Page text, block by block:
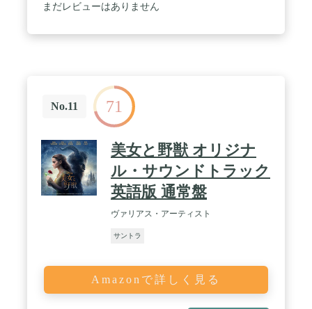
まだレビューはありません
No.11 71
美女と野獣 オリジナ
ル・サウンドトラック
英語版 通常盤
ヴァリアス・アーティスト
サントラ
Amazonで詳しく見る